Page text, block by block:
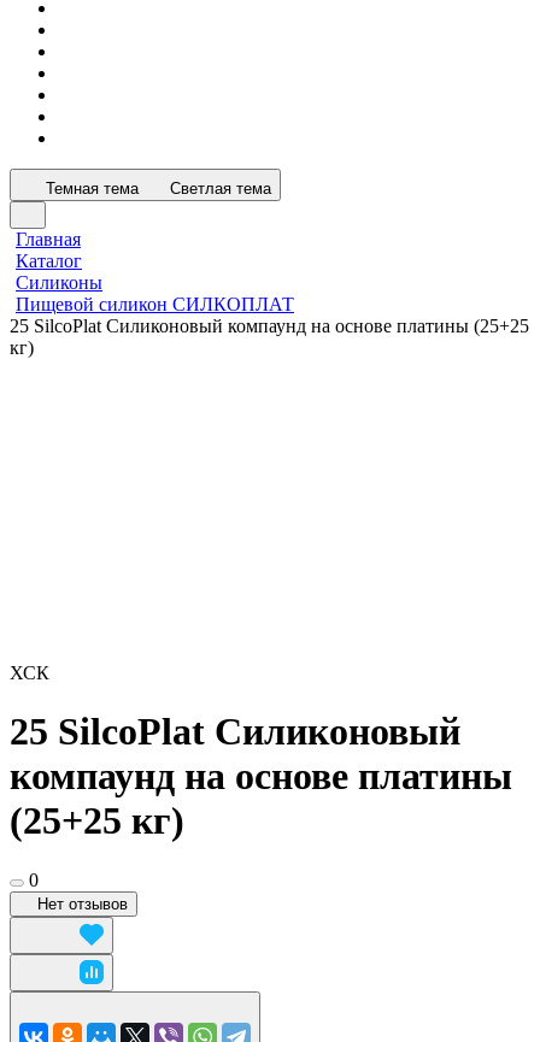
Темная тема Светлая тема
Главная
Каталог
Силиконы
Пищевой силикон СИЛКОПЛАТ
25 SilcoPlat Силиконовый компаунд на основе платины (25+25
кг)
ХСК
25 SilcoPlat Силиконовый
компаунд на основе платины
(25+25 кг)
0
Нет отзывов